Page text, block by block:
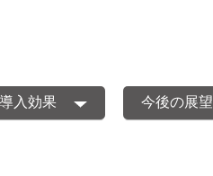
導入効果 今後の展望